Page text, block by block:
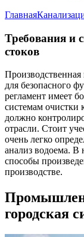
Главная
Требования и
стоков
для безопасного
регламент имеет
системам очистки
должно
отрасли. Стоит
очень легко
анализ водоема. В
способы
производстве.
городская